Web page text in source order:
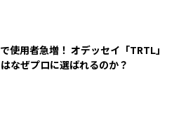
使用者急増！ オデッセイ「TRTL」
なぜプロに選ばれるのか？